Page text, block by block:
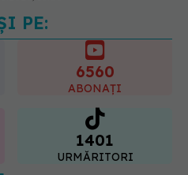
1401
URMĂRITORI